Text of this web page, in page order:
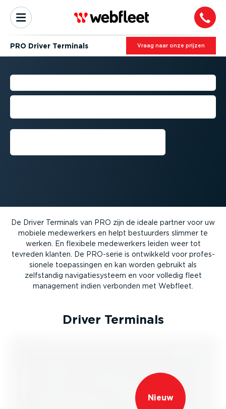
PRO Driver Terminals Vraag naar onze prijzen
PRO DRIVER TERMINALS
De ideale partner voor uw mobiele
De Driver Terminals van PRO zijn de ideale partner voor uw
mobiele medewerkers en helpt bestuurders slimmer te
werken. En flexibele medewerkers leiden weer tot
tevreden klanten. De PRO-serie is ontwikkeld voor profes­
si­onele toepas­singen en kan worden gebruikt als
zelfstandig naviga­tie­systeem en voor volledig fleet
management indien verbonden met Webfleet.
Driver Terminals
Nieuw